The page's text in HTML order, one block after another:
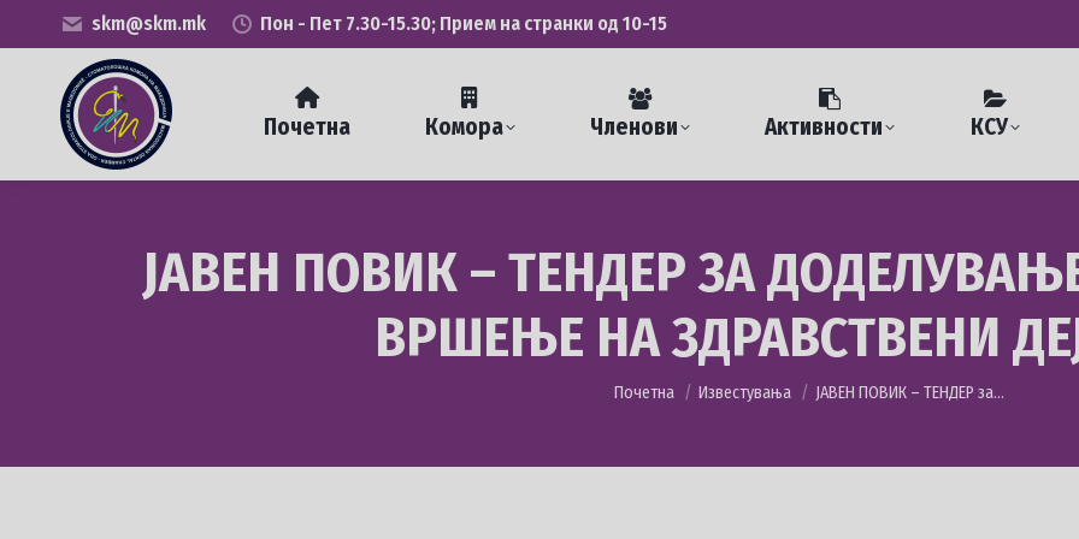
skm@skm.mk Пон - Пет 7.30-15.30; Прием на странки од 10-15
Почетна Комора Членови Активности КСУ
ЈАВЕН ПОВИК – ТЕНДЕР ЗА
ВРШЕЊЕ НА ЗДРАВСТВЕНИ
You are here:
Почетна Известувања ЈАВЕН ПОВИК – ТЕНДЕР за…